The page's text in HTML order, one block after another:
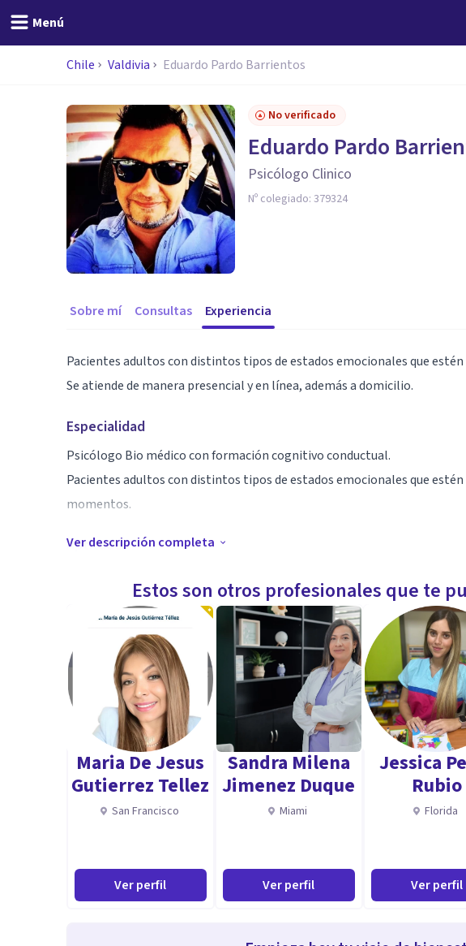
Menú
Chile Valdivia Eduardo Pardo Barrientos
No verificado
Eduardo Pardo
Psicólogo Clinico
Nº colegiado: 379324
Sobre mí Consultas Experiencia
Pacientes adultos con distintos tipos de estados emocionales que estén
Se atiende de manera presencial y en línea, además a domicilio.
Especialidad
Psicólogo Bio médico con formación cognitivo conductual.
Pacientes adultos con distintos tipos de estados emocionales que
momentos.
Aptitudes
Años de experiencia en atención integral para cada paciente.
Ver descripción completa
Estos son otros profesionales que te
Maria De Jesus
Gutierrez Tellez
San Francisco
Ver perfil
Sandra Milena
Jimenez Duque
Miami
Ver perfil
Jessica
Rubio
Florida
Ver perfil